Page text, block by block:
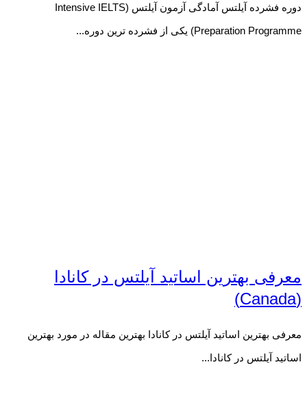
دوره فشرده آیلتس آمادگی آزمون آیلتس (Intensive IELTS
Preparation Programme) یکی از فشرده ترین دوره...
معرفی بهترین اساتید آیلتس در کانادا
(Canada)
معرفی بهترین اساتید آیلتس در کانادا بهترین مقاله در مورد بهترین
اساتید آیلتس در کانادا...